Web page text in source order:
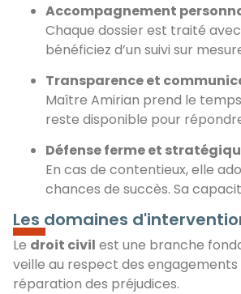
Accompagnement
Chaque dossier est traité
bénéficiez d’un suivi sur
Transparence et
Maître Amirian prend le
reste disponible pour
Défense ferme et
En cas de contentieux, elle
chances de succès. Sa
Les domaines
Le droit civil est une branche
veille au respect des engagements
réparation des préjudices.